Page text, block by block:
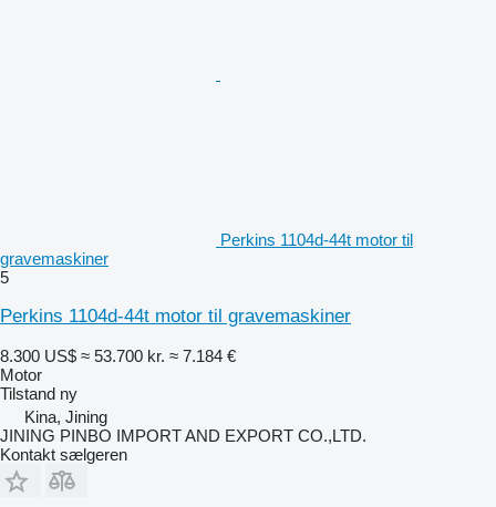
Perkins 1104d-44t motor til
gravemaskiner
5
Perkins 1104d-44t motor til gravemaskiner
8.300 US$ ≈ 53.700 kr. ≈ 7.184 €
Motor
Tilstand ny
Kina, Jining
JINING PINBO IMPORT AND EXPORT CO.,LTD.
Kontakt sælgeren